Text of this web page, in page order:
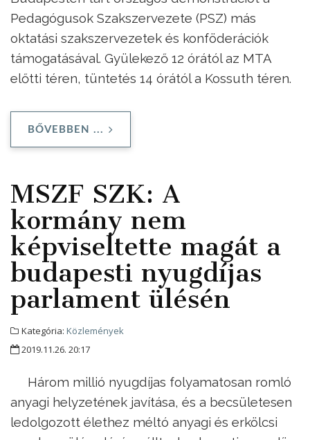
Pedagógusok Szakszervezete (PSZ) más
oktatási szakszervezetek és konföderációk
támogatásával. Gyülekező 12 órától az MTA
előtti téren, tüntetés 14 órától a Kossuth téren.
BŐVEBBEN ...
MSZF SZK: A
kormány nem
képviseltette magát a
budapesti nyugdíjas
parlament ülésén
Kategória: Közlemények
2019.11.26. 20:17
Három millió nyugdíjas folyamatosan romló
anyagi helyzetének javítása, és a becsületesen
ledolgozott élethez méltó anyagi és erkölcsi